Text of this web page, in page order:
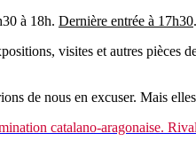
à 18h. Dernière entrée à 17h30.
visites et autres pièces
de nous en excuser. Mais
catalano-aragonaise.